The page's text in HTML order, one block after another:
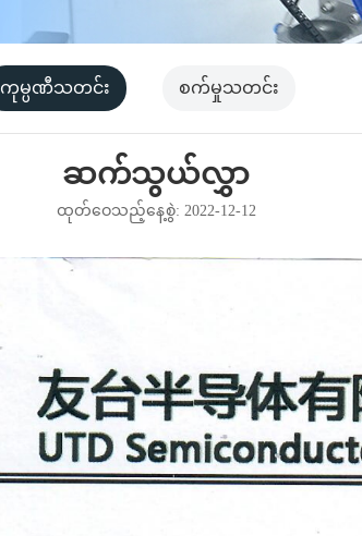
ကုမ္ပဏီသတင်း စက်မှုသတင်း
ဆက်သွယ်လွှာ
ထုတ်ဝေသည့်နေ့စွဲ: 2022-12-12